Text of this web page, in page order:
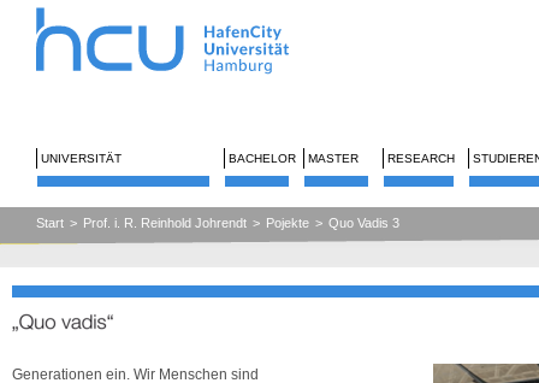
UNIVERSITÄT BACHELOR MASTER RESEARCH
Start > Prof. i. R. Reinhold Johrendt > Pojekte > Quo Vadis 3
Generationen ein. Wir Menschen sind